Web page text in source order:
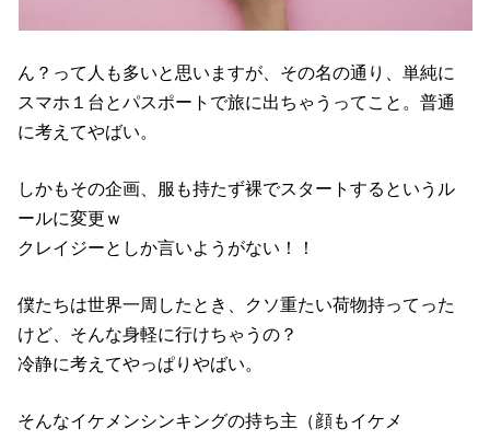
ん？って人も多いと思いますが、その名の通り、単純に
スマホ１台とパスポートで旅に出ちゃうってこと。普通
に考えてやばい。
しかもその企画、服も持たず裸でスタートするというル
ールに変更ｗ
クレイジーとしか言いようがない！！
僕たちは世界一周したとき、クソ重たい荷物持ってった
けど、そんな身軽に行けちゃうの？
冷静に考えてやっぱりやばい。
そんなイケメンシンキングの持ち主（顔もイケメ